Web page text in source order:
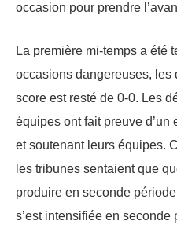
occasion pour prendre
La première mi-temps a été
occasions dangereuses, les
score est resté de 0-0. Les
équipes ont fait preuve
et soutenant leurs équipes.
les tribunes sentaient que
produire en seconde
s’est intensifiée en